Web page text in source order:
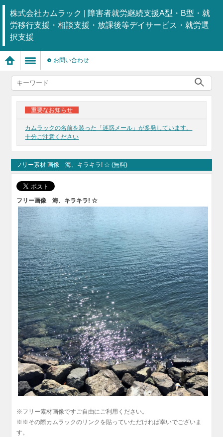
株式会社カムラック | 障害者就労継続支援A型・B型・就
労移行支援・相談支援・放課後等デイサービス・就労選
択支援
お問い合わせ
重要なお知らせ
カムラックの名前を装った「迷惑メール」が多発しています。
十分ご注意ください
フリー素材 画像 海、キラキラ! ☆ (無料)
フリー画像海、キラキラ! ☆
※フリー素材画像ですご自由にご利用ください。
※※その際カムラックのリンクを貼っていただければ幸いでございま
す。